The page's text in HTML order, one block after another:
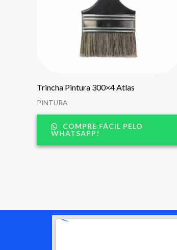
Trincha Pintura 300×4 Atlas
PINTURA
COMPRE FÁCIL PELO
WHATSAPP!